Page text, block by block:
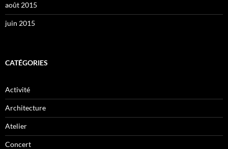
août 2015
juin 2015
CATÉGORIES
Activité
Architecture
Atelier
Concert